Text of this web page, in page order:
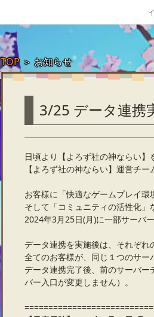
TOP＞お知らせ
3/25 データ連携
日頃より【よろず社の神ならい】
【よろず社の神ならい】運営チー
お客様に「快適なゲームプレイ環
そして「コミュニティの活性化」
2024年3月25日(月)に一部サーバ
データ連携を実施後は、それぞ
全てのお客様が、同じ１つのサー
データ連携完了後、前のサーバ
バー入口が変更しません）。